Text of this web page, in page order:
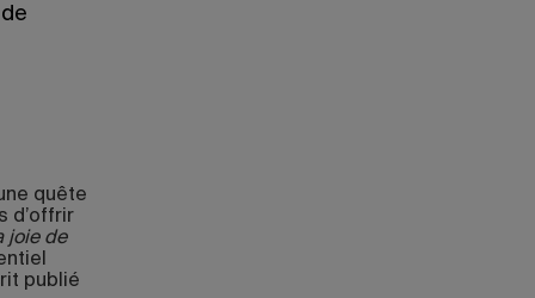
quête
d’offrir
joie de
publié